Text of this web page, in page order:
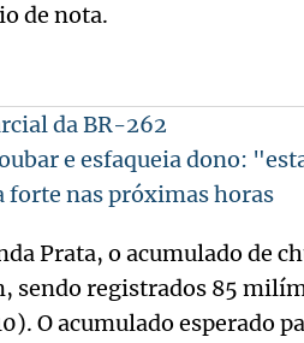
de nota.
da BR-262
e esfaqueia dono:
forte nas próximas horas
Prata, o acumulado de
sendo registrados 85
O acumulado esperado